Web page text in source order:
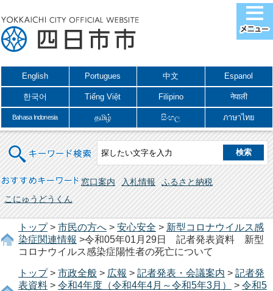
English Portugues 中文 Espanol
한국어 Tiếng Việt Filipino नेपाली
Bahasa Indonesia தமிழ் සිංහල ภาษาไทย
キーワード検索
おすすめキーワード 窓口案内 入札情報
ふるさと納税
こにゅうどうくん
トップ> 市民の方へ > 安心安全 > 新型コロナウイルス感
染症関連情報 >令和05年01月29日 記者発表資料 新型
コロナウイルス感染症陽性者の死亡について
トップ> 市政全般 > 広報 > 記者発表・会議案内 > 記者発
表資料 > 令和4年度（令和4年4月～令和5年3月） > 令和5